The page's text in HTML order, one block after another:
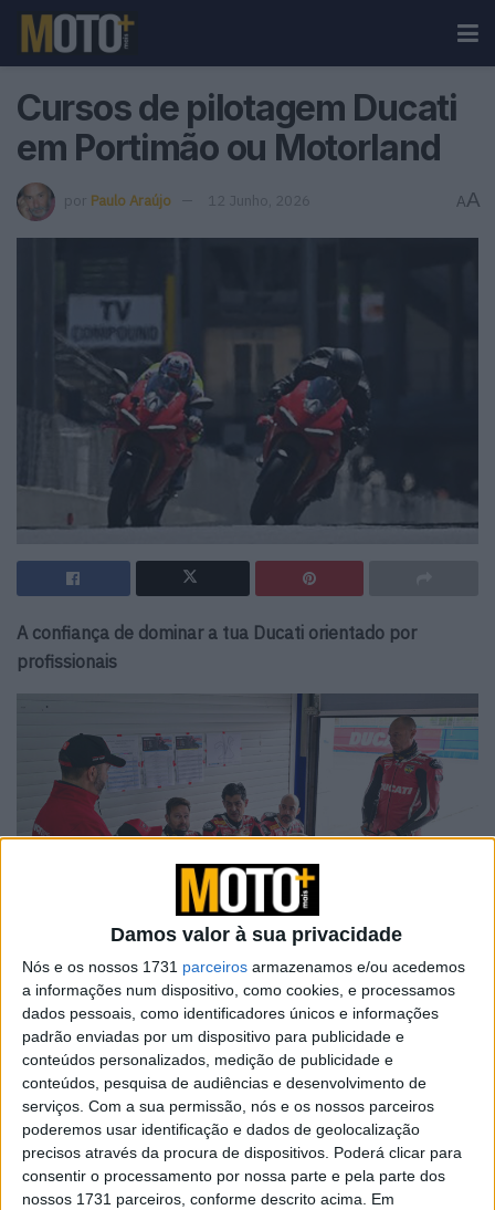
Damos valor à sua privacidade
Nós e os nossos 1731 parceiros armazenamos e/ou acedemos
a informações num dispositivo, como cookies, e processamos
dados pessoais, como identificadores únicos e informações
padrão enviadas por um dispositivo para publicidade e
conteúdos personalizados, medição de publicidade e
conteúdos, pesquisa de audiências e desenvolvimento de
serviços. Com a sua permissão, nós e os nossos parceiros
poderemos usar identificação e dados de geolocalização
precisos através da procura de dispositivos. Poderá clicar para
consentir o processamento por nossa parte e pela parte dos
nossos 1731 parceiros, conforme descrito acima. Em
Cursos de pilotagem Ducati
em Portimão ou Motorland
por Paulo Araújo 12 Junho, 2026 AA
A confiança de dominar a tua Ducati orientado por
profissionais
Fotos: AL ALBENDEA
Ducati Riding Camp é o nosso programa oficial de
formação para que tires o máximo partido da tua Ducati.
Um programa que une a paixão Ducati à metodologia de
formação da MAC Escuela de Conducción, liderada por
Miguel Ángel Castilla, ex-piloto do Mundial de
Motociclismo e uma referência nacional na formação